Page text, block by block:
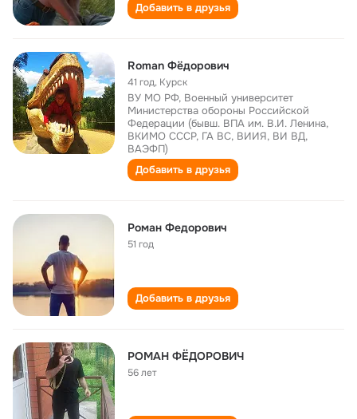
Добавить в друзья
Romаn Фёдорович
41 год, Курск
ВУ МО РФ, Военный университет
Министерства обороны Российской
Федерации (бывш. ВПА им. В.И. Ленина,
ВКИМО СССР, ГА ВС, ВИИЯ, ВИ ВД,
ВАЭФП)
Добавить в друзья
Роман Федорович
51 год
Добавить в друзья
РОМАН ФЁДОРОВИЧ
56 лет